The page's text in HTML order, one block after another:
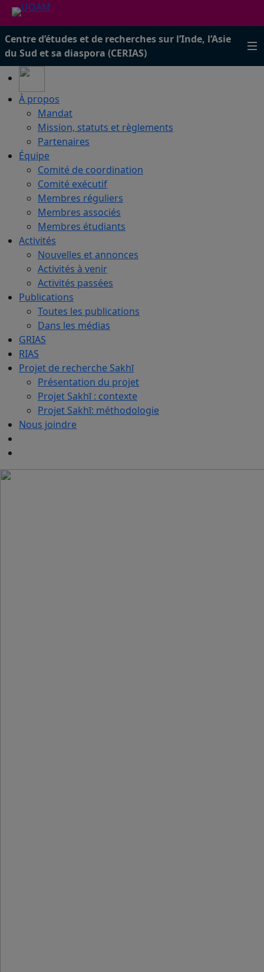
Centre d’études et de recherches sur l’Inde, l’Asie
du Sud et sa diaspora (CERIAS)
À propos
Mandat
Mission, statuts et règlements
Partenaires
Équipe
Comité de coordination
Comité exécutif
Membres réguliers
Membres associés
Membres étudiants
Activités
Nouvelles et annonces
Activités à venir
Activités passées
Publications
Toutes les publications
Dans les médias
GRIAS
RIAS
Projet de recherche Sakhī
Présentation du projet
Projet Sakhī : contexte
Projet Sakhī: méthodologie
Nous joindre